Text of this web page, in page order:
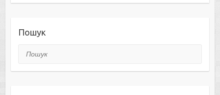
Пошук
Пошук